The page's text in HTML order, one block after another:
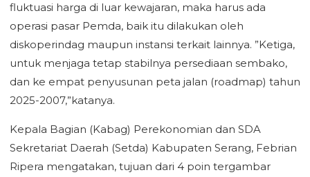
fluktuasi harga di luar kewajaran, maka harus ada
operasi pasar Pemda, baik itu dilakukan oleh
diskoperindag maupun instansi terkait lainnya. ”Ketiga,
untuk menjaga tetap stabilnya persediaan sembako,
dan ke empat penyusunan peta jalan (roadmap) tahun
2025-2007,”katanya.
Kepala Bagian (Kabag) Perekonomian dan SDA
Sekretariat Daerah (Setda) Kabupaten Serang, Febrian
Ripera mengatakan, tujuan dari 4 poin tergambar